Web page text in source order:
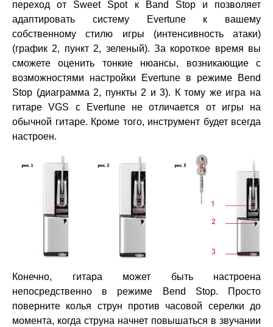
переход от Sweet Spot к Band Stop и позволяет
адаптировать систему Evertune к вашему
собственному стилю игры (интенсивность атаки)
(график 2, пункт 2, зеленый). За короткое время вы
сможете оценить тонкие нюансы, возникающие с
возможностями настройки Evertune в режиме Bend
Stop (диаграмма 2, пункты 2 и 3). К тому же игра на
гитаре VGS с Evertune не отличается от игры на
обычной гитаре. Кроме того, инструмент будет всегда
настроен.
Конечно, гитара может быть настроена
непосредственно в режиме Bend Stop. Просто
поверните колья струн против часовой серелки до
момента, когда струна начнет повышаться в звучании